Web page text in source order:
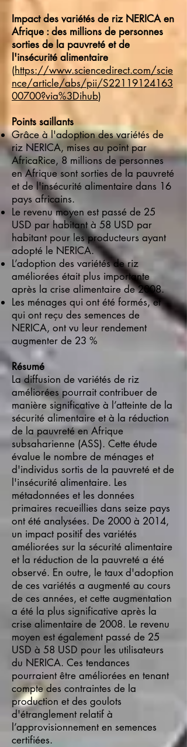
Impact des variétés de riz NERICA en
Afrique : des millions de personnes
sorties de la pauvreté et de
l'insécurité alimentaire
(https://www.sciencedirect.com/scie
nce/article/abs/pii/S22119124163
00700?via%3Dihub)
Points saillants
Grâce à l'adoption des variétés de
riz NERICA, mises au point par
AfricaRice, 8 millions de personnes
en Afrique sont sorties de la pauvreté
et de l'insécurité alimentaire dans 16
pays africains.
Le revenu moyen est passé de 25
USD par habitant à 58 USD par
habitant pour les producteurs ayant
adopté le NERICA.
L’adoption des variétés de riz
améliorées était plus importante
après la crise alimentaire de 2008.
Les ménages qui ont été formés, et
qui ont reçu des semences de
NERICA, ont vu leur rendement
augmenter de 23 %
Résumé
La diffusion de variétés de riz
améliorées pourrait contribuer de
manière significative à l’atteinte de la
sécurité alimentaire et à la réduction
de la pauvreté en Afrique
subsaharienne (ASS). Cette étude
évalue le nombre de ménages et
d'individus sortis de la pauvreté et de
l'insécurité alimentaire. Les
métadonnées et les données
primaires recueillies dans seize pays
ont été analysées. De 2000 à 2014,
un impact positif des variétés
améliorées sur la sécurité alimentaire
et la réduction de la pauvreté a été
observé. En outre, le taux d'adoption
de ces variétés a augmenté au cours
de ces années, et cette augmentation
a été la plus significative après la
crise alimentaire de 2008. Le revenu
moyen est également passé de 25
USD à 58 USD pour les utilisateurs
du NERICA. Ces tendances
pourraient être améliorées en tenant
compte des contraintes de la
production et des goulots
d'étranglement relatif à
l’approvisionnement en semences
certifiées.